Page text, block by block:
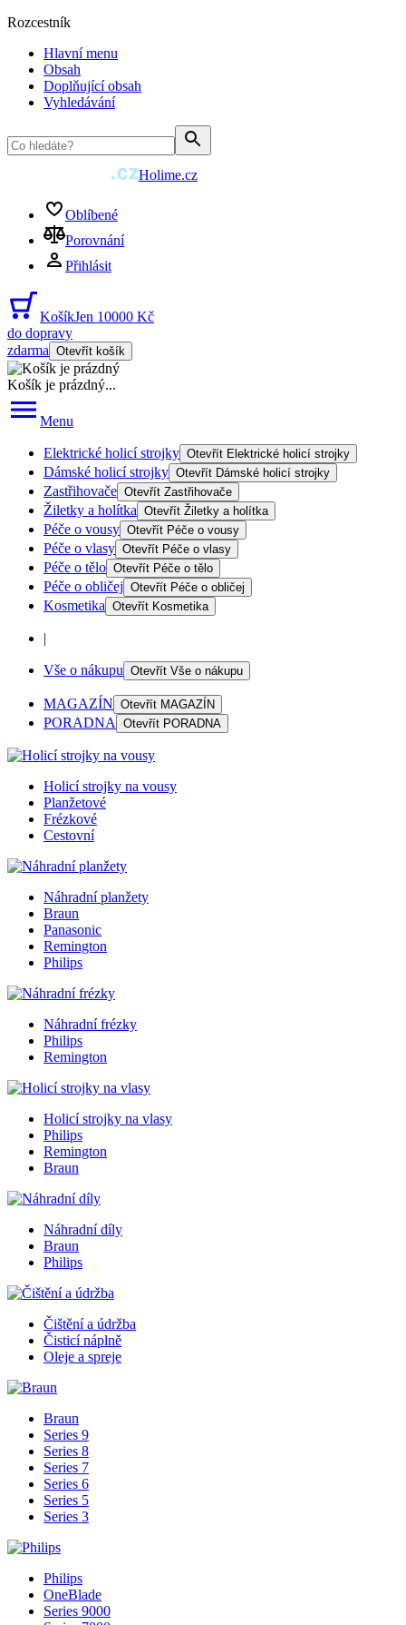
Rozcestník
Hlavní menu
Obsah
Doplňující obsah
Vyhledávání
Holime.cz
Oblíbené
Porovnání
Přihlásit
KošíkJen 10000 Kč
do dopravy
zdarma Otevřít košík
Košík je prázdný...
Menu
Elektrické holicí strojky Otevřít Elektrické holicí strojky
Dámské holicí strojky Otevřít Dámské holicí strojky
Zastřihovače Otevřít Zastřihovače
Žiletky a holítka Otevřít Žiletky a holítka
Péče o vousy Otevřít Péče o vousy
Péče o vlasy Otevřít Péče o vlasy
Péče o tělo Otevřít Péče o tělo
Péče o obličej Otevřít Péče o obličej
Kosmetika Otevřít Kosmetika
|
Vše o nákupu Otevřít Vše o nákupu
MAGAZÍN Otevřít MAGAZÍN
PORADNA Otevřít PORADNA
Holicí strojky na vousy
Planžetové
Frézkové
Cestovní
Náhradní planžety
Braun
Panasonic
Remington
Philips
Náhradní frézky
Philips
Remington
Holicí strojky na vlasy
Philips
Remington
Braun
Náhradní díly
Braun
Philips
Čištění a údržba
Čisticí náplně
Oleje a spreje
Braun
Series 9
Series 8
Series 7
Series 6
Series 5
Series 3
Philips
OneBlade
Series 9000